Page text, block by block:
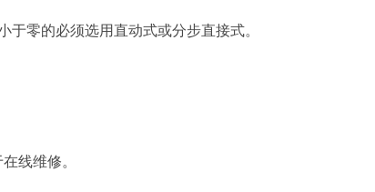
零的必须选用直动式或分步直接式。
线维修。